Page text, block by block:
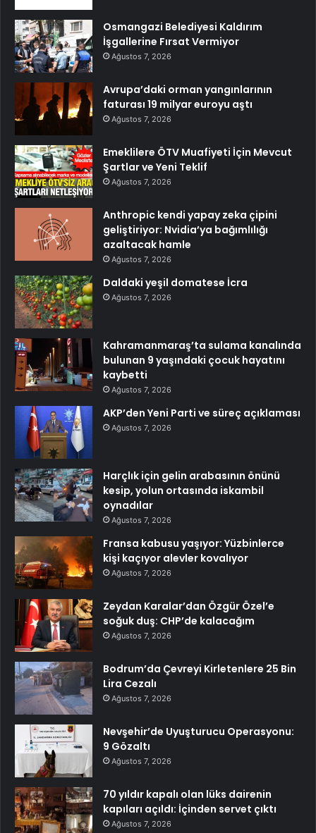
Osmangazi Belediyesi Kaldırım
İşgallerine Fırsat Vermiyor
Ağustos 7, 2026
Avrupa’daki orman yangınlarının
faturası 19 milyar euroyu aştı
Ağustos 7, 2026
Emeklilere ÖTV Muafiyeti İçin Mevcut
Şartlar ve Yeni Teklif
Ağustos 7, 2026
Anthropic kendi yapay zeka çipini
geliştiriyor: Nvidia’ya bağımlılığı
azaltacak hamle
Ağustos 7, 2026
Daldaki yeşil domatese İcra
Ağustos 7, 2026
Kahramanmaraş’ta sulama kanalında
bulunan 9 yaşındaki çocuk hayatını
kaybetti
Ağustos 7, 2026
AKP’den Yeni Parti ve süreç açıklaması
Ağustos 7, 2026
Harçlık için gelin arabasının önünü
kesip, yolun ortasında iskambil
oynadılar
Ağustos 7, 2026
Fransa kabusu yaşıyor: Yüzbinlerce
kişi kaçıyor alevler kovalıyor
Ağustos 7, 2026
Zeydan Karalar’dan Özgür Özel’e
soğuk duş: CHP’de kalacağım
Ağustos 7, 2026
Bodrum’da Çevreyi Kirletenlere 25 Bin
Lira Cezalı
Ağustos 7, 2026
Nevşehir’de Uyuşturucu Operasyonu:
9 Gözaltı
Ağustos 7, 2026
70 yıldır kapalı olan lüks dairenin
kapıları açıldı: İçinden servet çıktı
Ağustos 7, 2026